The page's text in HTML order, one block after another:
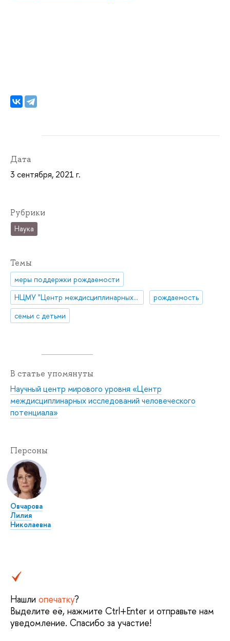
Дата
3 сентября, 2021 г.
Рубрики
Наука
Темы
меры поддержки рождаемости
НЦМУ "Центр междисциплинарных исследований человеческого потенциала"
рождаемость
семьи с детьми
В статье упомянуты
Научный центр мирового уровня «Центр
междисциплинарных исследований человеческого
потенциала»
Персоны
Овчарова
Лилия
Николаевна
Нашли опечатку?
Выделите её, нажмите Ctrl+Enter и отправьте нам
уведомление. Спасибо за участие!